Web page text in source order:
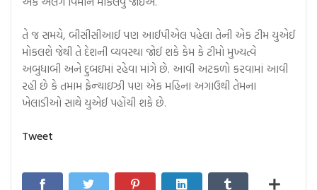
તે જ સમયે, બીસીસીઆઈ પણ આઈપીએલ પહેલા તેની એક ટીમ યુએઈ
મોકલશે જેથી તે દેશની વ્યવસ્થા જોઈ શકે કેમ કે ટીમો મુખ્યત્વે
અબુધાબી અને દુબઇમાં રહેવા માંગે છે. આવી અટકળો કરવામાં આવી
રહી છે કે તમામ ફ્રેન્ચાઇઝી પણ એક મહિના અગાઉથી તેમના
ખેલાડીઓ સાથે યુએઈ પહોંચી શકે છે.
Tweet